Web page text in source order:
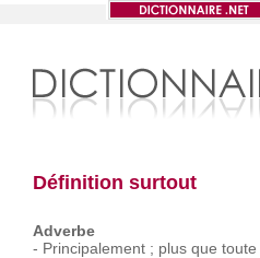
Définition surtout
Adverbe
- Principalement ; plus que toute